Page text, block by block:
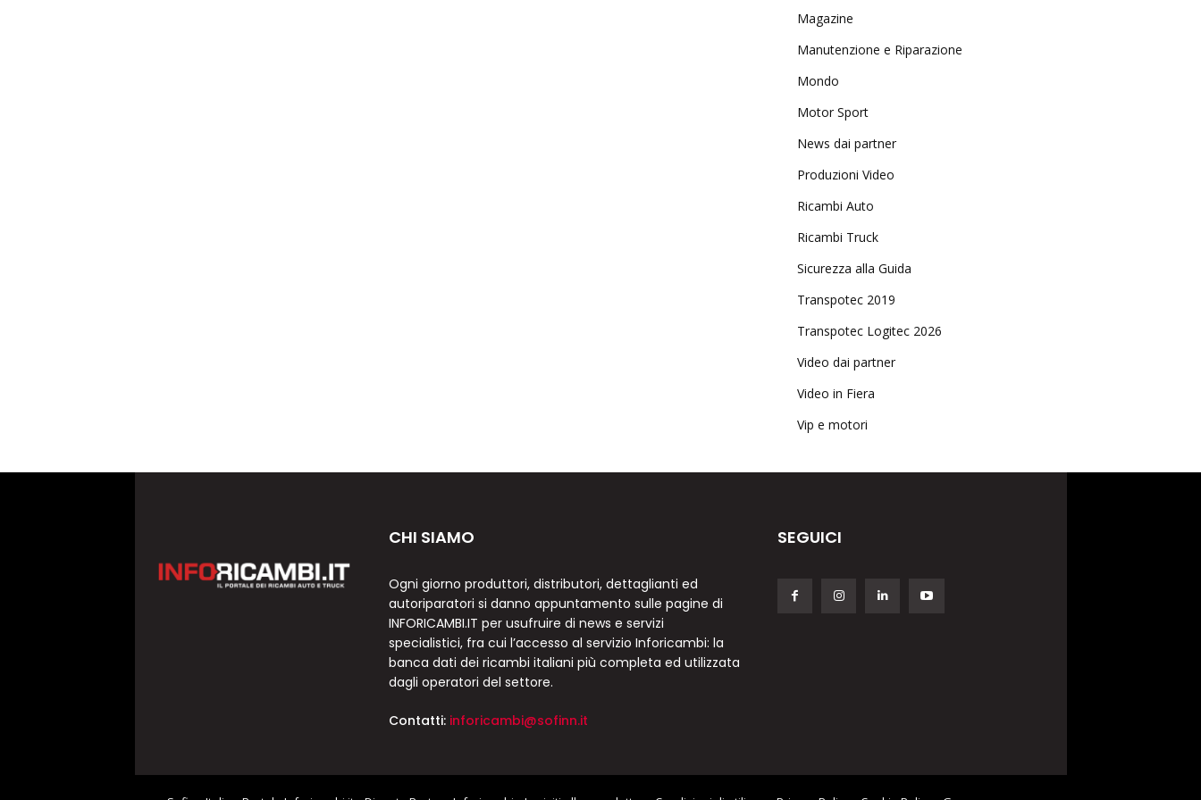
Magazine
Manutenzione e Riparazione
Mondo
Motor Sport
News dai partner
Produzioni Video
Ricambi Auto
Ricambi Truck
Sicurezza alla Guida
Transpotec 2019
Transpotec Logitec 2026
Video dai partner
Video in Fiera
Vip e motori
CHI SIAMO
Ogni giorno produttori, distributori, dettaglianti ed
autoriparatori si danno appuntamento sulle pagine di
INFORICAMBI.IT per usufruire di news e servizi
specialistici, fra cui l’accesso al servizio Inforicambi: la
banca dati dei ricambi italiani più completa ed utilizzata
dagli operatori del settore.
Contatti: inforicambi@sofinn.it
SEGUICI